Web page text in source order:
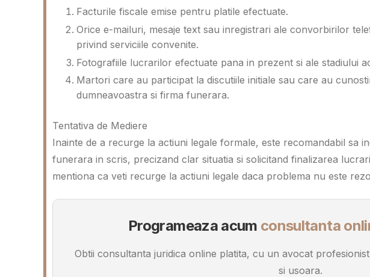
Facturile fiscale emise pentru platile efectuate.
Orice e-mailuri, mesaje text sau inregistrari ale convorbirilor
privind serviciile convenite.
Fotografiile lucrarilor efectuate pana in prezent si ale stadiului
Martori care au participat la discutiile initiale sau care au
dumneavoastra si firma funerara.
Tentativa de Mediere
Inainte de a recurge la actiuni legale formale, este recomandabil sa
funerara in scris, precizand clar situatia si solicitand finalizarea
mentiona ca veti recurge la actiuni legale daca problema nu este
Programeaza acum consultanta
Obtii consultanta juridica online platita, cu un avocat
si usoara.